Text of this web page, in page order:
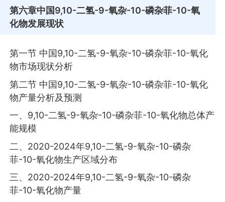
第六章中国9,10-二氢-9-氧杂-10-磷杂菲-10-氧
化物发展现状
第一节 中国9,10-二氢-9-氧杂-10-磷杂菲-10-氧化
物市场现状分析
第二节 中国9,10-二氢-9-氧杂-10-磷杂菲-10-氧化
物产量分析及预测
一、9,10-二氢-9-氧杂-10-磷杂菲-10-氧化物总体产
能规模
二、2020-2024年9,10-二氢-9-氧杂-10-磷杂
菲-10-氧化物生产区域分布
三、2020-2024年9,10-二氢-9-氧杂-10-磷杂
菲-10-氧化物产量